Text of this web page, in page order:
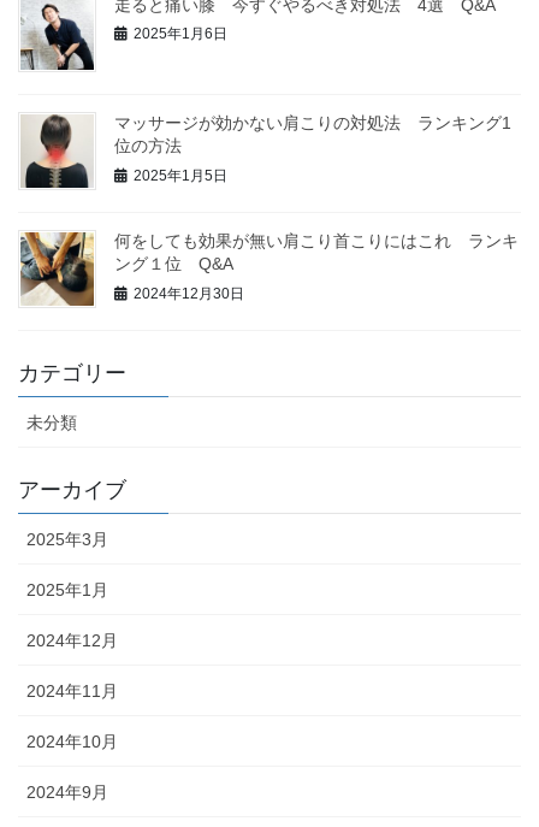
走ると痛い膝 今すぐやるべき対処法 4選 Q&A
2025年1月6日
マッサージが効かない肩こりの対処法 ランキング1
位の方法
2025年1月5日
何をしても効果が無い肩こり首こりにはこれ ランキ
ング１位 Q&A
2024年12月30日
カテゴリー
未分類
アーカイブ
2025年3月
2025年1月
2024年12月
2024年11月
2024年10月
2024年9月